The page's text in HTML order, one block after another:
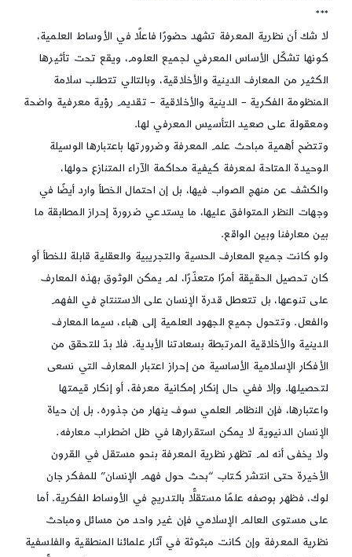
***
لا شك أن نظرية المعرفة تشهد حضورًا فاعلًا في الأوساط العلمية،
كونها تشكّل الأساس المعرفي لجميع العلوم، ويقع تحت تأثيرها
الكثير من المعارف الدينية والأخلاقية، وبالتالي تتطلب سلامة
المنظومة الفكرية – الدينية والأخلاقية – تقديم رؤية معرفية واضحة
ومعقولة على صعيد التأسيس المعرفي لها.
وتتضح أهمية مباحث علم المعرفة وضرورتها باعتبارها الوسيلة
الوحيدة المتاحة لمعرفة كيفية محاكمة الآراء المتنازع حولها،
والكشف عن منهج الصواب فيها، بل إن احتمال الخطأ وارد أيضًا في
وجهات النظر المتوافق عليها، ما يستدعي ضرورة إحراز المطابقة ما
بين معارفنا وبين الواقع.
ولو كانت جميع المعارف الحسية والتجريبية والعقلية قابلة للخطأ أو
كان تحصيل الحقيقة أمرًا متعذّرًا، لم يمكن الوثوق بهذه المعارف
على تنوعها، بل تتعطل قدرة الإنسان على الاستنتاج في الفهم
والفعل. وتتحول جميع الجهود العلمية إلى هباء، سيما المعارف
الدينية والأخلاقية المرتبطة بسعادتنا الأبدية. فلا بدّ للتحقق من
الأفكار الإسلامية الأساسية من إحراز اعتبار المعارف التي نسعى
لتحصيلها. وإلا ففي حال إنكار إمكانية معرفة، أو إنكار قيمتها
واعتبارها، فإن النظام العلمي سوف ينهار من جذوره. بل إن حياة
الإنسان الدنيوية لا يمكن استقرارها في ظل اضطراب معارفه.
ولا يخفى أنه لم تظهر نظرية المعرفة بنحو مستقل في القرون
الأخيرة حتى انتشر كتاب “بحث حول فهم الإنسان” للمفكر جان
لوك، فظهر بوصفه علمًا مستقلًّا بالتدريج في الأوساط الفكرية. أما
على مستوى العالم الإسلامي فإن غير واحد من مسائل ومباحث
نظرية المعرفة وإن كانت مبثوثة في آثار علمائنا المنطقية والفلسفية